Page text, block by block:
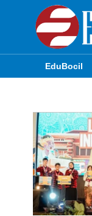
EduBocil
Sekolah Kita
Vokasi
Kampus
Idea
Sains